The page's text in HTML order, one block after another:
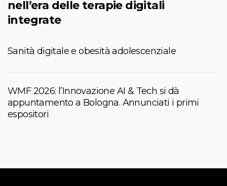
nell’era delle terapie digitali
integrate
Sanità digitale e obesità adolescenziale
WMF 2026: l’Innovazione AI & Tech si dà
appuntamento a Bologna. Annunciati i primi
espositori